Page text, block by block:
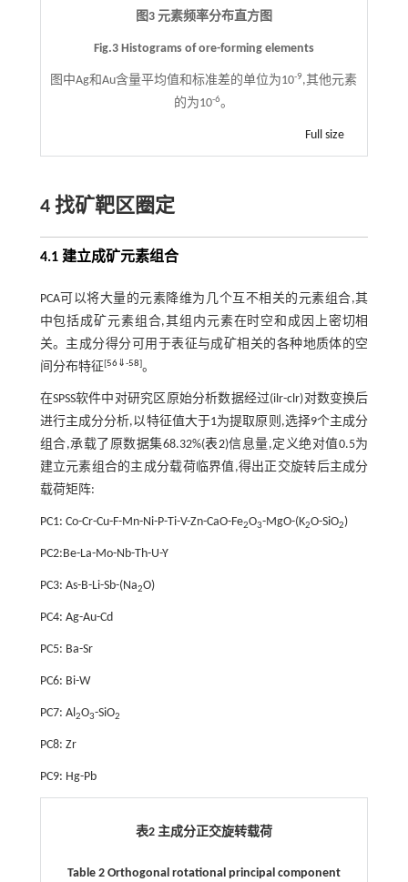
图3 元素频率分布直方图
Fig.3 Histograms of ore-forming elements
图中Ag和Au含量平均值和标准差的单位为10-9,其他元素
的为10-6。
Full size
4 找矿靶区圈定
4.1 建立成矿元素组合
PCA可以将大量的元素降维为几个互不相关的元素组合,其
中包括成矿元素组合,其组内元素在时空和成因上密切相
关。主成分得分可用于表征与成矿相关的各种地质体的空
间分布特征[56⇓-58]。
在SPSS软件中对研究区原始分析数据经过(ilr-clr)对数变换后
进行主成分分析,以特征值大于1为提取原则,选择9个主成分
组合,承载了原数据集68.32%(表2)信息量,定义绝对值0.5为
建立元素组合的主成分载荷临界值,得出正交旋转后主成分
载荷矩阵:
PC1: Co-Cr-Cu-F-Mn-Ni-P-Ti-V-Zn-CaO-Fe2O3-MgO-(K2O-SiO2)
PC2:Be-La-Mo-Nb-Th-U-Y
PC3: As-B-Li-Sb-(Na2O)
PC4: Ag-Au-Cd
PC5: Ba-Sr
PC6: Bi-W
PC7: Al2O3-SiO2
PC8: Zr
PC9: Hg-Pb
表2 主成分正交旋转载荷
Table 2 Orthogonal rotational principal component